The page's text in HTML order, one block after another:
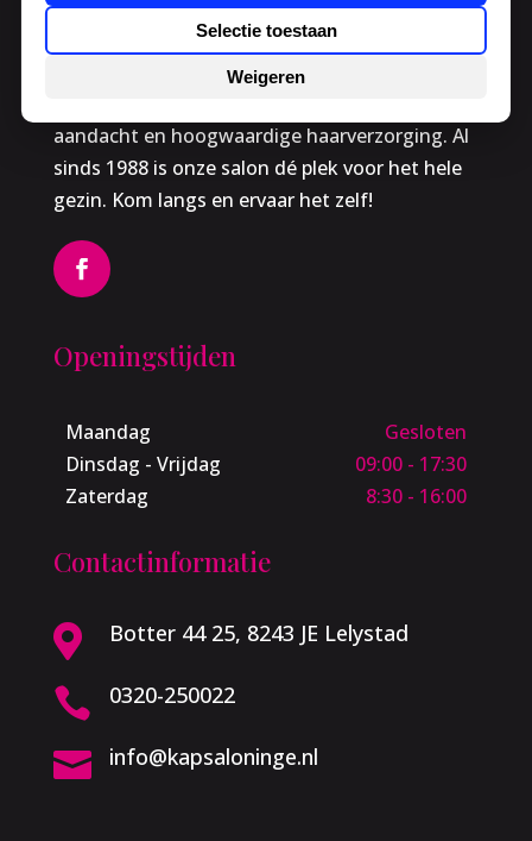
aandacht en hoogwaardige haarverzorging. Al
sinds 1988 is onze salon dé plek voor het hele
gezin. Kom langs en ervaar het zelf!
Openingstijden
Maandag
Gesloten
Dinsdag - Vrijdag
09:00 - 17:30
Zaterdag
8:30 - 16:00
Contactinformatie
 Botter 44 25, 8243 JE Lelystad
 0320-250022
 info@kapsaloninge.nl
Selectie toestaan
Weigeren